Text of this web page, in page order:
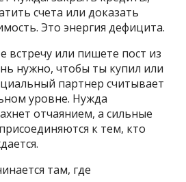
счета или доказать
Это энергия дефицита.
встречу или пишете пост из
нужно, чтобы ты купил или
партнер считывает
уровне. Нужда
отчаянием, а сильные
к тем, кто
там, где